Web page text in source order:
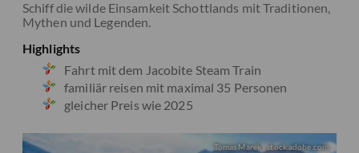
Schiff die wilde Einsamkeit Schottlands mit Traditionen,
Mythen und Legenden.
Highlights
Fahrt mit dem Jacobite Steam Train
familiär reisen mit maximal 35 Personen
gleicher Preis wie 2025
Tomas Marek - stock.adobe.com